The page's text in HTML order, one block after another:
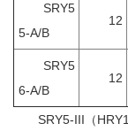
SRY5
5-A/B
12
SRY5
6-A/B
12
SRY5-III（